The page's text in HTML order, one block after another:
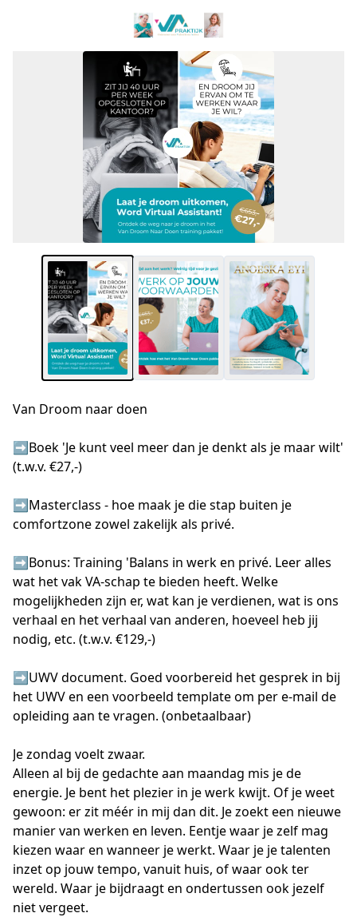
Van Droom naar doen
➡️Boek 'Je kunt veel meer dan je denkt als je maar wilt'
(t.w.v. €27,-)
➡️Masterclass - hoe maak je die stap buiten je
comfortzone zowel zakelijk als privé.
➡️Bonus: Training 'Balans in werk en privé. Leer alles
wat het vak VA-schap te bieden heeft. Welke
mogelijkheden zijn er, wat kan je verdienen, wat is ons
verhaal en het verhaal van anderen, hoeveel heb jij
nodig, etc. (t.w.v. €129,-)
➡️UWV document. Goed voorbereid het gesprek in bij
het UWV en een voorbeeld template om per e-mail de
opleiding aan te vragen. (onbetaalbaar)
Je zondag voelt zwaar.
Alleen al bij de gedachte aan maandag mis je de
energie. Je bent het plezier in je werk kwijt. Of je weet
gewoon: er zit méér in mij dan dit. Je zoekt een nieuwe
manier van werken en leven. Eentje waar je zelf mag
kiezen waar en wanneer je werkt. Waar je je talenten
inzet op jouw tempo, vanuit huis, of waar ook ter
wereld. Waar je bijdraagt en ondertussen ook jezelf
niet vergeet.